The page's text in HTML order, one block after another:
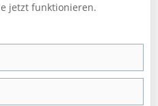
jetzt funktionieren.